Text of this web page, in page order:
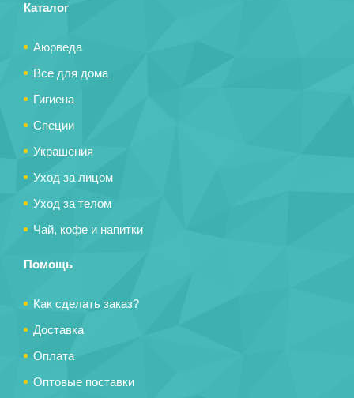
Каталог
Аюрведа
Все для дома
Гигиена
Специи
Украшения
Уход за лицом
Уход за телом
Чай, кофе и напитки
Помощь
Как сделать заказ?
Доставка
Оплата
Оптовые поставки